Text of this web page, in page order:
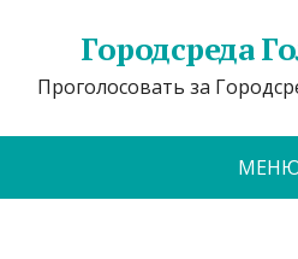
Городсреда
Проголосовать за